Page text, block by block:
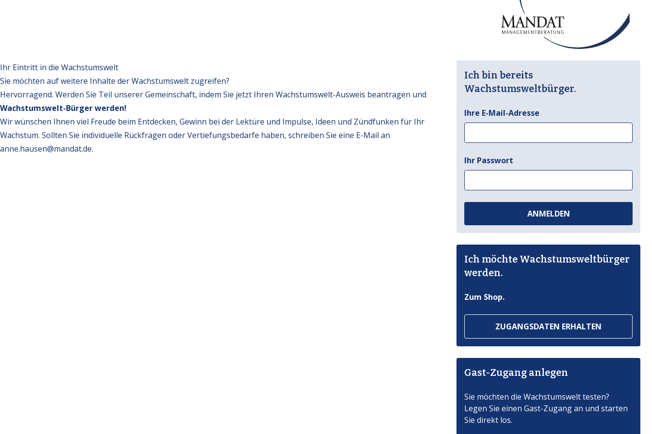
Ihr Eintritt in die Wachstumswelt
Sie möchten auf weitere Inhalte der Wachstumswelt zugreifen?
Hervorragend. Werden Sie Teil unserer Gemeinschaft, indem Sie jetzt Ihren Wachstumswelt-Ausweis beantragen und
Wachstumswelt-Bürger werden!
Wir wünschen Ihnen viel Freude beim Entdecken, Gewinn bei der Lektüre und Impulse, Ideen und Zündfunken für Ihr
Wachstum. Sollten Sie individuelle Rückfragen oder Vertiefungsbedarfe haben, schreiben Sie eine E-Mail an
anne.hausen@mandat.de.
Ich bin bereits
Wachstumsweltbürger.
Ihre E-Mail-Adresse
Ihr Passwort
ANMELDEN
Ich möchte Wachstumsweltbürger
werden.
Zum Shop.
ZUGANGSDATEN ERHALTEN
Gast-Zugang anlegen
Sie möchten die Wachstumswelt testen?
Legen Sie einen Gast-Zugang an und starten
Sie direkt los.